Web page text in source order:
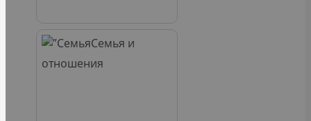
Семья и
отношения